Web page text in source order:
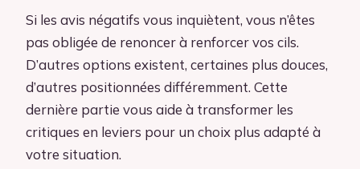
Si les avis négatifs vous inquiètent, vous n’êtes
pas obligée de renoncer à renforcer vos cils.
D’autres options existent, certaines plus douces,
d’autres positionnées différemment. Cette
dernière partie vous aide à transformer les
critiques en leviers pour un choix plus adapté à
votre situation.